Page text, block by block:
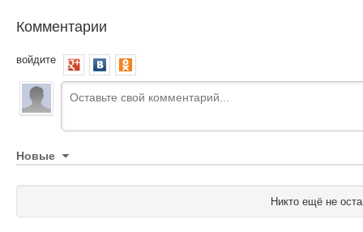
Комментарии
войдите
Новые
Никто ещё не